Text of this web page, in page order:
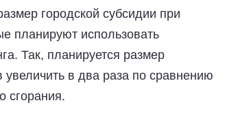
городской субсидии при
планируют использовать
Так, планируется размер
увеличить в два раза по сравнению
сгорания.